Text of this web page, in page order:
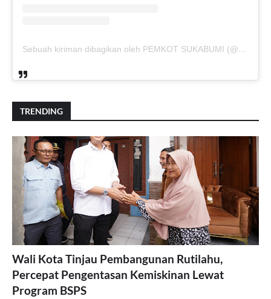
Sebuah kiriman dibagikan oleh PEMKOT SUKABUMI (@pemkotsukabumi_)
TRENDING
Wali Kota Tinjau Pembangunan Rutilahu,
Percepat Pengentasan Kemiskinan Lewat
Program BSPS